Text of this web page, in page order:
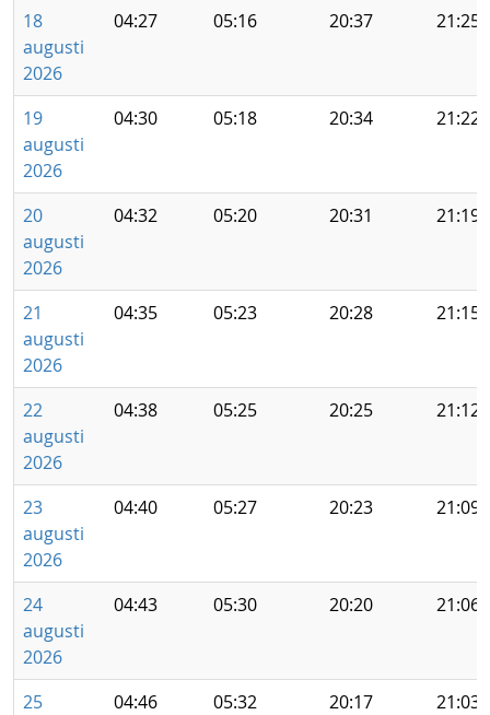
18
augusti
2026
04:27 05:16 20:37 21:25
19
augusti
2026
04:30 05:18 20:34 21:22
20
augusti
2026
04:32 05:20 20:31 21:19
21
augusti
2026
04:35 05:23 20:28 21:15
22
augusti
2026
04:38 05:25 20:25 21:12
23
augusti
2026
04:40 05:27 20:23 21:09
24
augusti
2026
04:43 05:30 20:20 21:06
25
04:46 05:32 20:17 21:03